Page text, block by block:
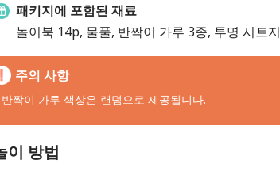
패키지에 포함된 재료
놀이북 14p, 물풀, 반짝이 가루 3종, 투명 시트지
주의 사항
짝이 가루 색상은 랜덤으로 제공됩니다.
이 방법